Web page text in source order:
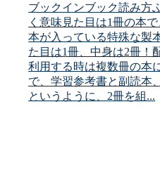
ブックインブック読み方
く意味見た目は1冊の本
本が入っている特殊な製
た目は1冊、中身は2冊！
利用する時は複数冊の本
で、学習参考書と副読本
というように、2冊を組...